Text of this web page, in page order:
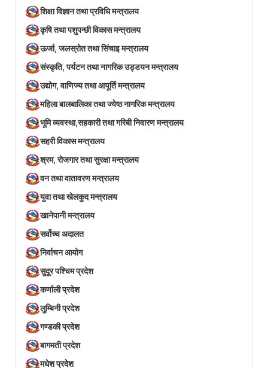
शिक्षा विज्ञान तथा प्रविधि मन्त्रालय
कृषि तथा पशुपन्छी विकास मन्त्रालय
ऊर्जा, जलस्रोत तथा सिंचाइ मन्त्रालय
संस्कृति, पर्यटन तथा नागरिक उड्डयन मन्त्रालय
उद्योग, वाणिज्य तथा आपूर्ति मन्त्रालय
महिला बालबालिका तथा ज्येष्ठ नागरिक मन्त्रालय
भूमि व्यवस्था,सहकारी तथा गरिबी निवारण मन्त्रालय
सहरी विकास मन्त्रालय
श्रम, रोजगार तथा सुरक्षा मन्त्रालय
वन तथा वातावरण मन्त्रालय
युवा तथा खेलकुद मन्त्रालय
खानेपानी मन्त्रालय
सर्वोच्च अदालत
निर्वाचन आयोग
सुदूर पश्चिम प्रदेश
कर्णाली प्रदेश
लुम्बिनी प्रदेश
गण्डकी प्रदेश
बागमती प्रदेश
मधेश प्रदेश